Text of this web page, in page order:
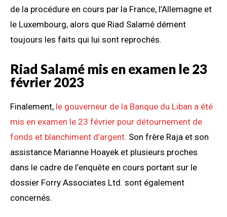
de la procédure en cours par la France, l’Allemagne et
le Luxembourg, alors que Riad Salamé dément
toujours les faits qui lui sont reprochés.
Riad Salamé mis en examen le 23
février 2023
Finalement, le gouverneur de la Banque du Liban a été
mis en examen le 23 février pour détournement de
fonds et blanchiment d’argent. Son frère Raja et son
assistance Marianne Hoayek et plusieurs proches
dans le cadre de l’enquête en cours portant sur le
dossier Forry Associates Ltd. sont également
concernés.